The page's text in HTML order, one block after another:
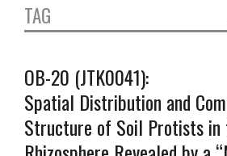
TAG
OB-20 (JTK0041):
Spatial Distribution and
Structure of Soil Protists in